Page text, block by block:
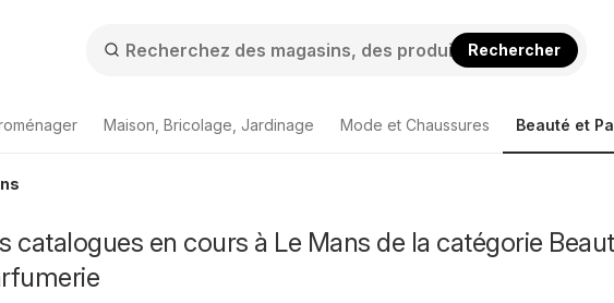
Rechercher
Maison, Bricolage, Jardinage Mode et Chaussures Beauté et
catalogues en cours à Le Mans de la catégorie